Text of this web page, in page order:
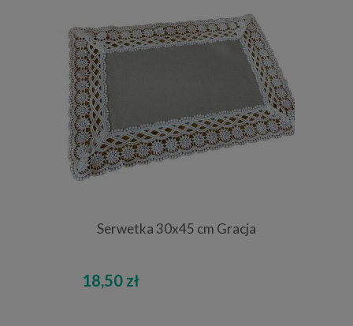
Serwetka 30x45 cm Gracja
18,50 zł